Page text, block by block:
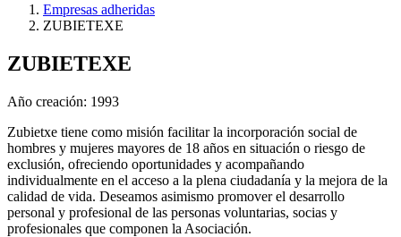
Empresas adheridas
ZUBIETEXE
ZUBIETEXE
Año creación: 1993
Zubietxe tiene como misión facilitar la incorporación social de
hombres y mujeres mayores de 18 años en situación o riesgo de
exclusión, ofreciendo oportunidades y acompañando
individualmente en el acceso a la plena ciudadanía y la mejora de la
calidad de vida. Deseamos asimismo promover el desarrollo
personal y profesional de las personas voluntarias, socias y
profesionales que componen la Asociación.